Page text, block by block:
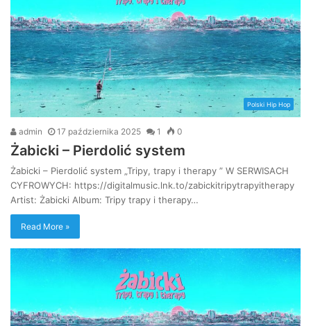
Polski Hip Hop
admin 17 października 2025 1 0
Żabicki – Pierdolić system
Żabicki – Pierdolić system „Tripy, trapy i therapy ” W SERWISACH
CYFROWYCH: https://digitalmusic.lnk.to/zabickitripytrapyitherapy
Artist: Żabicki Album: Tripy trapy i therapy…
Read More »